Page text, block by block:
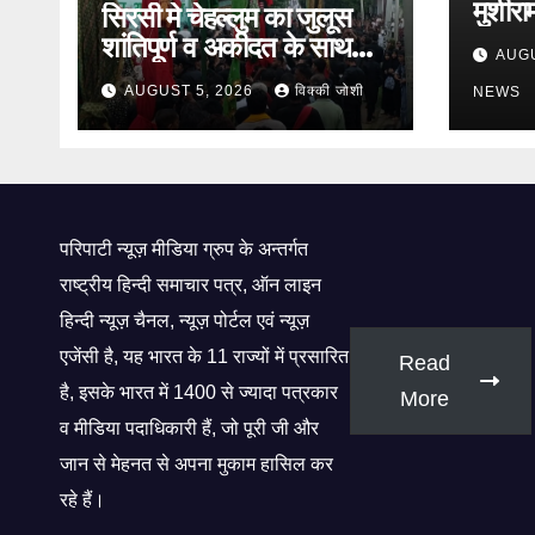
सिरसी मे चेहल्लुम का जुलूस
शांतिपूर्ण व अकीदत के साथ
संपन्न,
AUGUST 5, 2026 विक्की जोशी NEWS
परिपाटी न्यूज़ मीडिया ग्रुप के अन्तर्गत
राष्ट्रीय हिन्दी समाचार पत्र, ऑन लाइन
हिन्दी न्यूज़ चैनल, न्यूज़ पोर्टल एवं न्यूज़
एजेंसी है, यह भारत के 11 राज्यों में प्रसारित
है, इसके भारत में 1400 से ज्यादा पत्रकार
व मीडिया पदाधिकारी हैं, जो पूरी जी और
जान से मेहनत से अपना मुकाम हासिल कर
रहे हैं।
Read
More